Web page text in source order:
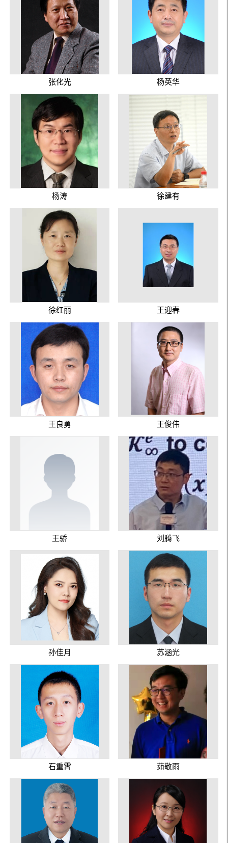
张化光 杨英华
杨涛 徐建有
徐红丽 王迎春
王良勇 王俊伟
王骄 刘腾飞
孙佳月 苏涵光
石重霄 茹敬雨